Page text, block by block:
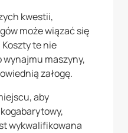
kwestii,
może wiązać się
te nie
maszyny,
załogę.
aby
wykwalifikowana